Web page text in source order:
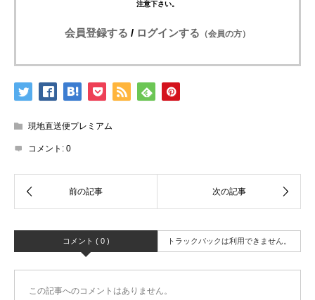
注意下さい。
会員登録する / ログインする （会員の方）
現地直送便プレミアム
コメント: 0
コメント ( 0 ) トラックバックは利用できません。
この記事へのコメントはありません。